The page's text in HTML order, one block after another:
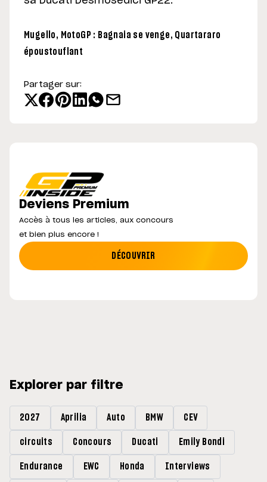
Mugello, MotoGP : Bagnaia se venge, Quartararo
époustouflant
Partager sur:
Deviens Premium
Accès à tous les articles, aux concours
et bien plus encore !
DÉCOUVRIR
Explorer par filtre
2027 Aprilia Auto BMW CEV
circuits Concours Ducati Emily Bondi
Endurance EWC Honda Interviews